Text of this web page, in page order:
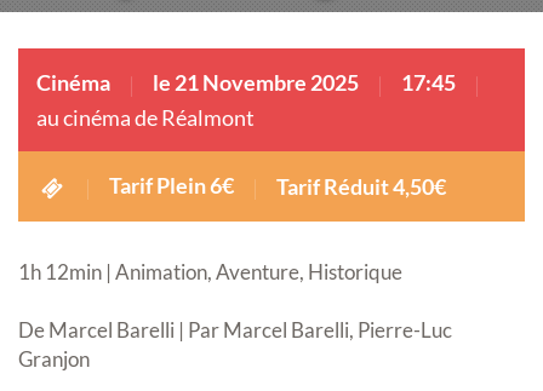
Cinéma le 21 Novembre 2025
17:45
au cinéma de Réalmont
Tarif Plein 6€ Tarif Réduit 4,50€
1h 12min | Animation, Aventure, Historique
De Marcel Barelli | Par Marcel Barelli, Pierre-Luc
Granjon